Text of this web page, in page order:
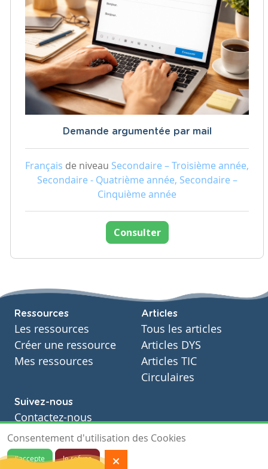
Demande argumentée par mail
Français de niveau Secondaire – Troisième année,
Secondaire - Quatrième année, Secondaire –
Cinquième année
Consulter
Ressources
Les ressources
Créer une ressource
Mes ressources
Articles
Tous les articles
Articles DYS
Articles TIC
Circulaires
Suivez-nous
Contactez-nous
Soutien scolaire
Notre page Facebook
Consentement d'utilisation des Cookies
J'accepte Je refuse